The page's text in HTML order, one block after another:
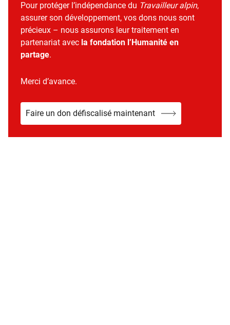
Pour protéger l’indépendance du Travailleur alpin,
assurer son développement, vos dons nous sont
précieux – nous assurons leur traitement en
partenariat avec la fondation l’Humanité en
partage.
Merci d’avance.
Faire un don défiscalisé maintenant